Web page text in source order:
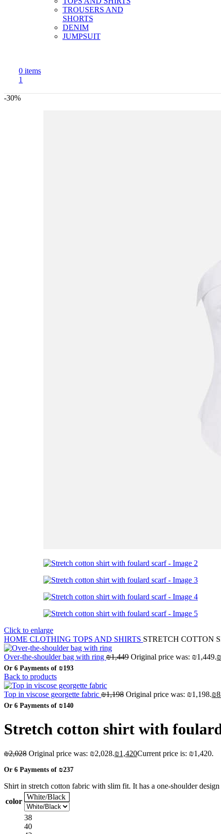
TROUSERS AND
SHORTS
DENIM
JUMPSUIT
0 items
1
-30%
Click to enlarge
HOME CLOTHING TOPS AND SHIRTS STRETCH COTTON
Over-the-shoulder bag with ring ₪1,449 Original price was: ₪1,449.₪
Or 6 Payments of ₪193
Back to products
Top in viscose georgette fabric ₪1,198 Original price was: ₪1,198.₪
Or 6 Payments of ₪140
Stretch cotton shirt with
₪2,028 Original price was: ₪2,028.₪1,420Current price is: ₪1,420.
Or 6 Payments of ₪237
Shirt in stretch cotton fabric with slim fit. It has a one-shoulder
color
White/Black
38
40